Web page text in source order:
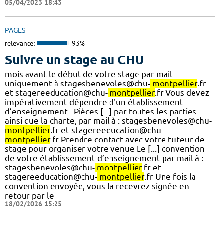
05/04/2023 18:43
PAGES
relevance: 93%
Suivre un stage au CHU
mois avant le début de votre stage par mail
uniquement à stagesbenevoles@chu- montpellier.fr
et stagereeducation@chu- montpellier.fr Vous devez
impérativement dépendre d'un établissement
d’enseignement . Pièces [...] par toutes les parties
ainsi que la charte, par mail à : stagesbenevoles@chu-
montpellier.fr et stagereeducation@chu-
montpellier.fr Prendre contact avec votre tuteur de
stage pour organiser votre venue Le [...] convention
de votre établissement d’enseignement par mail à :
stagesbenevoles@chu- montpellier.fr et
stagereeducation@chu- montpellier.fr Une fois la
convention envoyée, vous la recevrez signée en
retour par le
18/02/2026 15:25